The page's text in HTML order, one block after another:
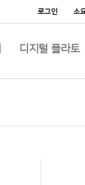
로그인 소
디지털 플라토